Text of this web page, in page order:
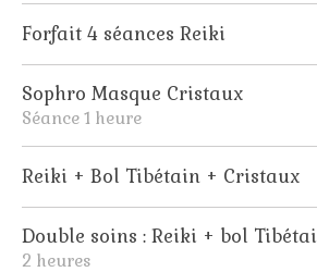
Forfait 4 séances Reiki
Sophro Masque Cristaux
Séance 1 heure
Reiki + Bol Tibétain + Cristaux
Double soins : Reiki + bol
2 heures